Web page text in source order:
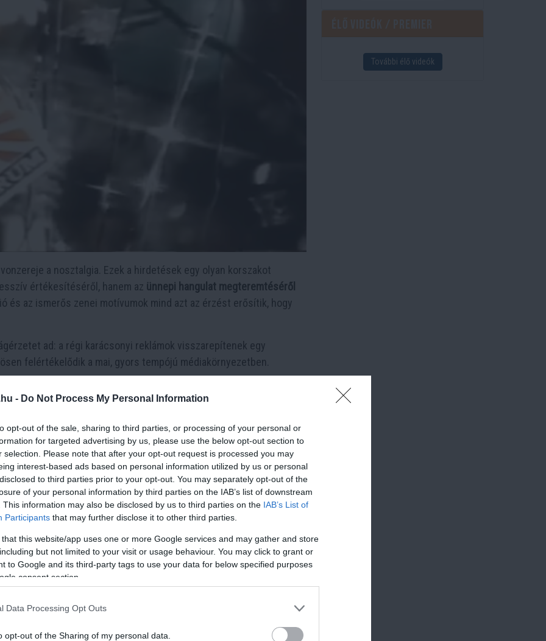
- Do Not Process My Personal Information
opt-out of the sale, sharing to third parties, or processing of your personal or
for targeted advertising by us, please use the below opt-out section to
selection. Please note that after your opt-out request is processed you may
interest-based ads based on personal information utilized by us or personal
to third parties prior to your opt-out. You may separately opt-out of the
of your personal information by third parties on the IAB’s list of downstream
This information may also be disclosed by us to third parties on the IAB’s List of
Participants that may further disclose it to other third parties.
that this website/app uses one or more Google services and may gather and store
but not limited to your visit or usage behaviour. You may click to grant or
to Google and its third-party tags to use your data for below specified purposes
consent section.
Data Processing Opt Outs
opt-out of the Sharing of my personal data.
a nosztalgia. Ezek a hirdetések egy olyan korszakot
értékesítéséről, hanem az ünnepi hangulat megteremtéséről
és az ismerős zenei motívumok mind azt az érzést erősítik, hogy
ad: a régi karácsonyi reklámok visszarepítenek egy
felértékelődik a mai, gyors tempójú médiakörnyezetben.
További élő videók